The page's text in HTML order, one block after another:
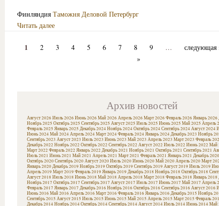
Финляндия Таможня Деловой Петербург
Читать далее
1 2 3 4 5 6 7 8 9 …
следующая
»
Архив новостей
Август 2026 Июль 2026 Июнь 2026 Май 2026 Апрель 2026 Март 2026 Февраль 2026 Январь 2026
Ноябрь 2025 Октябрь 2025 Сентябрь 2025 Август 2025 Июль 2025 Июнь 2025 Май 2025 Апрель
Февраль 2025 Январь 2025 Декабрь 2024Ноябрь 2024Октябрь 2024Сентябрь 2024Август 2024
Июнь 2024Май 2024Апрель 2024Март 2024Февраль 2024Январь 2024Декабрь 2023 Ноябрь
Сентябрь 2023 Август 2023 Июль 2023 Июнь 2023 Май 2023 Апрель 2023 Март 2023 Февраль
Декабрь 2022 Ноябрь 2022 Октябрь 2022 Сентябрь 2022 Август 2022 Июль 2022 Июнь 2022 Май
Март 2022 Февраль 2022 Январь 2022 Декабрь 2021 Ноябрь 2021 Октябрь 2021 Сентябрь 2021
Июль 2021 Июнь 2021 Май 2021 Апрель 2021 Март 2021 Февраль 2021 Январь 2021 Декабрь 2020
Октябрь 2020Сентябрь 2020Август 2020Июль 2020Июнь 2020Май 2020Апрель 2020Март
Январь 2020Декабрь 2019 Ноябрь 2019 Октябрь 2019 Сентябрь 2019 Август 2019 Июль 2019
Апрель 2019 Март 2019 Февраль 2019 Январь 2019 Декабрь 2018 Ноябрь 2018 Октябрь 2018
Август 2018 Июль 2018 Июнь 2018 Май 2018 Апрель 2018 Март 2018 Февраль 2018 Январь 2018
Ноябрь 2017 Октябрь 2017 Сентябрь 2017 Август 2017 Июль 2017 Июнь 2017 Май 2017 Апрель
Февраль 2017 Январь 2017 Декабрь 2016 Ноябрь 2016 Октябрь 2016 Сентябрь 2016 Август 2016
Июнь 2016 Май 2016 Апрель 2016 Март 2016 Февраль 2016 Январь 2016 Декабрь 2015 Ноябрь
Сентябрь 2015 Август 2015 Июль 2015 Июнь 2015 Май 2015 Апрель 2015 Март 2015 Февраль
Декабрь 2014Ноябрь 2014Октябрь 2014Сентябрь 2014Август 2014Июль 2014Июнь 2014Май